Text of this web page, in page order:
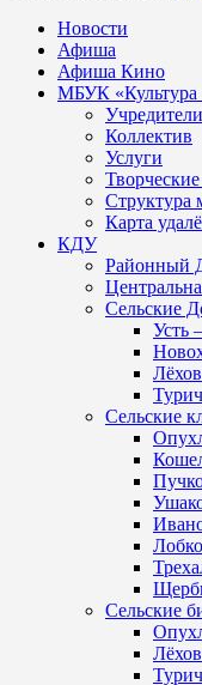
Новости
Афиша
Афиша Кино
МБУК «Культура
Учредители
Коллектив
Услуги
Структура
Карта
КДУ
Районный
Сельские
Усть
Сельские
Сельские